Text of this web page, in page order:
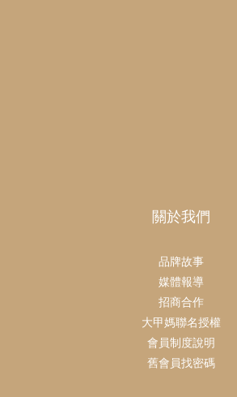
關於我們
品牌故事
媒體報導
招商合作
大甲媽聯名授權
會員制度說明
舊會員找密碼